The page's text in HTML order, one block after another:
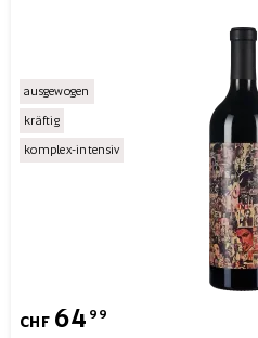
ausgewogen
kräftig
komplex-intensiv
CHF 64 99